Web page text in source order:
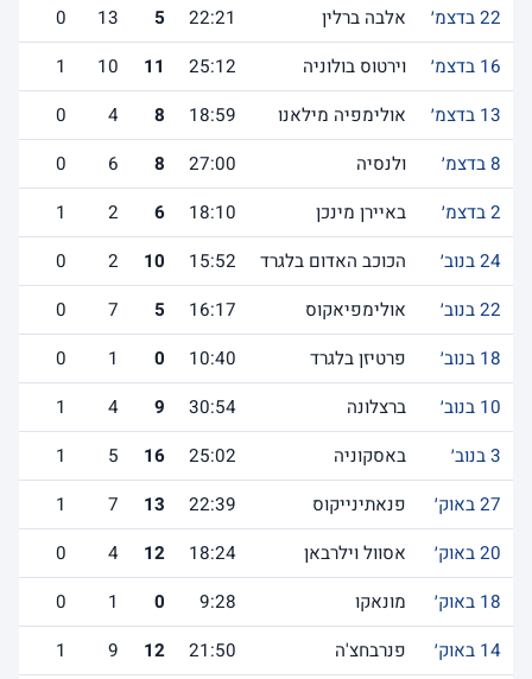
22 בדצמ׳
אלבה ברלין 22:21
5
13
0
16 בדצמ׳
וירטוס בולוניה 25:12
11
10
1
13 בדצמ׳
אולימפיה מילאנו 18:59
8
4
0
8 בדצמ׳
ולנסיה 27:00
8
6
0
2 בדצמ׳
באיירן מינכן 18:10
6
2
1
24 בנוב׳
הכוכב האדום בלגרד 15:52
10
2
0
22 בנוב׳
אולימפיאקוס 16:17
5
7
0
18 בנוב׳
פרטיזן בלגרד 10:40
0
1
0
10 בנוב׳
ברצלונה 30:54
9
4
1
3 בנוב׳
באסקוניה 25:02
16
5
1
27 באוק׳
פנאתינייקוס 22:39
13
7
1
20 באוק׳
אסוול וילרבאן 18:24
12
4
0
18 באוק׳
מונאקו 9:28
0
1
0
14 באוק׳
פנרבחצ'ה 21:50
12
9
1